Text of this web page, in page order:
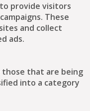
provide visitors
These
and collect
ads.
those that are being
into a category